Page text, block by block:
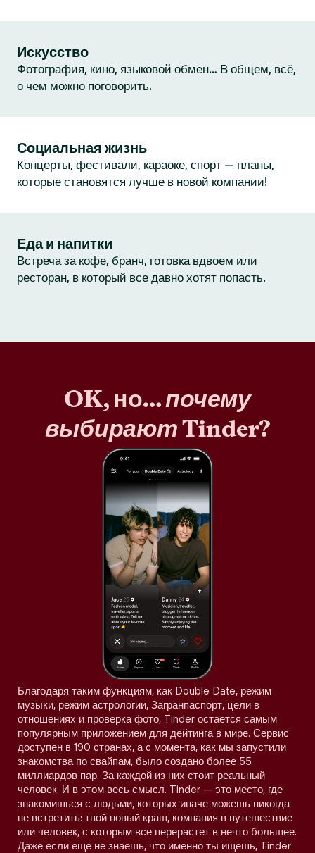
Искусство
Фотография, кино, языковой обмен… В общем, всё,
о чем можно поговорить.
Социальная жизнь
Концерты, фестивали, караоке, спорт — планы,
которые становятся лучше в новой компании!
Еда и напитки
Встреча за кофе, бранч, готовка вдвоем или
ресторан, в который все давно хотят попасть.
OK, но…почему
выбираютTinder?
Благодаря таким функциям, как Double Date, режим
музыки, режим астрологии, Загранпаспорт, цели в
отношениях и проверка фото, Tinder остается самым
популярным приложением для дейтинга в мире. Сервис
доступен в 190 странах, а с момента, как мы запустили
знакомства по свайпам, было создано более 55
миллиардов пар. За каждой из них стоит реальный
человек. И в этом весь смысл. Tinder — это место, где
знакомишься с людьми, которых иначе можешь никогда
не встретить: твой новый краш, компания в путешествие
или человек, с которым все перерастет в нечто большее.
Даже если еще не знаешь, что именно ты ищешь, Tinder